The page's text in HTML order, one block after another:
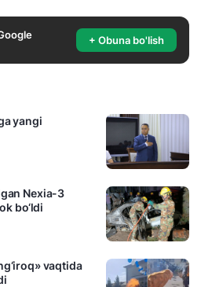
+ Obuna bo'lish
yangi
Nexia-3
bo‘ldi
vaqtida